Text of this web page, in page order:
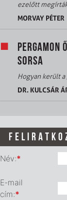
ezelőtt
MORVAY PÉTER
PERGAMON
SORSA
Hogyan került a
DR. KULCSÁR
Név:*
E-mail
cím:*